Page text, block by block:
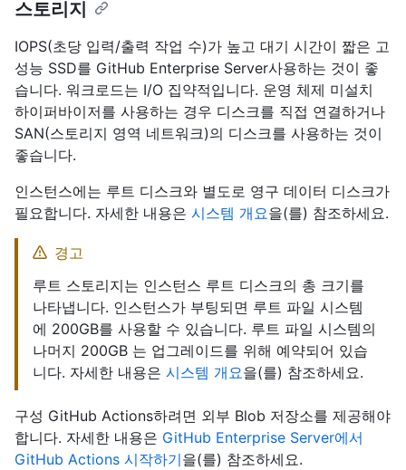
스토리지
IOPS(초당 입력/출력 작업 수)가 높고 대기 시간이 짧은 고
성능 SSD를 GitHub Enterprise Server사용하는 것이 좋
습니다. 워크로드는 I/O 집약적입니다. 운영 체제 미설치
하이퍼바이저를 사용하는 경우 디스크를 직접 연결하거나
SAN(스토리지 영역 네트워크)의 디스크를 사용하는 것이
좋습니다.
인스턴스에는 루트 디스크와 별도로 영구 데이터 디스크가
필요합니다. 자세한 내용은 시스템 개요을(를) 참조하세요.
경고
루트 스토리지는 인스턴스 루트 디스크의 총 크기를
나타냅니다. 인스턴스가 부팅되면 루트 파일 시스템
에 200GB를 사용할 수 있습니다. 루트 파일 시스템의
나머지 200GB 는 업그레이드를 위해 예약되어 있습
니다. 자세한 내용은 시스템 개요을(를) 참조하세요.
구성 GitHub Actions하려면 외부 Blob 저장소를 제공해야
합니다. 자세한 내용은 GitHub Enterprise Server에서
GitHub Actions 시작하기을(를) 참조하세요.